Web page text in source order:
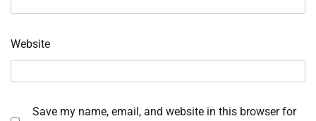
Website
Save my name, email, and website in this browser for